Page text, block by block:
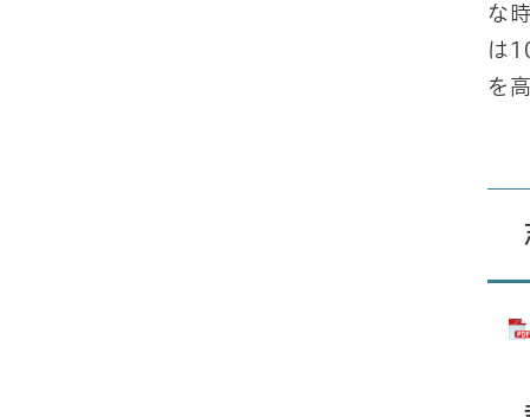
な
は
を